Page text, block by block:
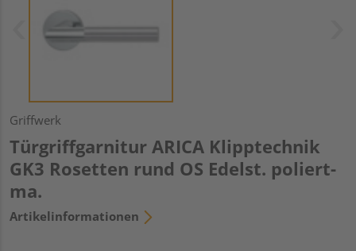
Griffwerk
Türgriffgarnitur ARICA Klipptechnik
GK3 Rosetten rund OS Edelst. poliert-
ma.
Artikelinformationen